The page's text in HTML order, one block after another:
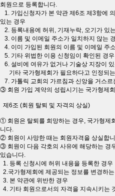
회원으로 등록합니다.
1. 가입신청자가 본 약관 제6조 제3항에
있는 경우
2. 등록내용에 허위, 기재누락, 오기가 있
3. 이름 및 이메일 주소가 일치하지 않는
4. 이미 가입된 회원의 이름 및 이메일 주
5. 기타 위법한 이용 신청임이 확인된 경우
6. 설비에 여유가 없거나 기술상 지장이
기타 국가형제회가 필요하다고 인정되
7. 가톨릭 교회의 가르침과 신앙을 거스
③ 회원 가입 계약의 성립시기는 국가형제
제6조 (회원 탈퇴 및 자격의 상실)
① 회원은 탈퇴를 희망하는 경우, 국가형제
니다.
② 회원이 사망한 때는 회원자격을 상실합
③ 회원이 다음 각호의 사유에 해당하는 경
있습니다.
1. 등록 신청시에 허위 내용을 등록한 경우
2.국가형제회에 제공되는 정보를 변경하
3. 본 약관에 위반한 경우
4. 기타 회원으로서의 자격을 지속시키는